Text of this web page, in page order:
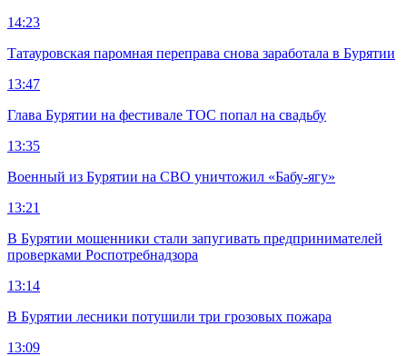
14:23
Татауровская паромная переправа снова заработала в Бурятии
13:47
Глава Бурятии на фестивале ТОС попал на свадьбу
13:35
Военный из Бурятии на СВО уничтожил «Бабу-ягу»
13:21
В Бурятии мошенники стали запугивать предпринимателей
проверками Роспотребнадзора
13:14
В Бурятии лесники потушили три грозовых пожара
13:09